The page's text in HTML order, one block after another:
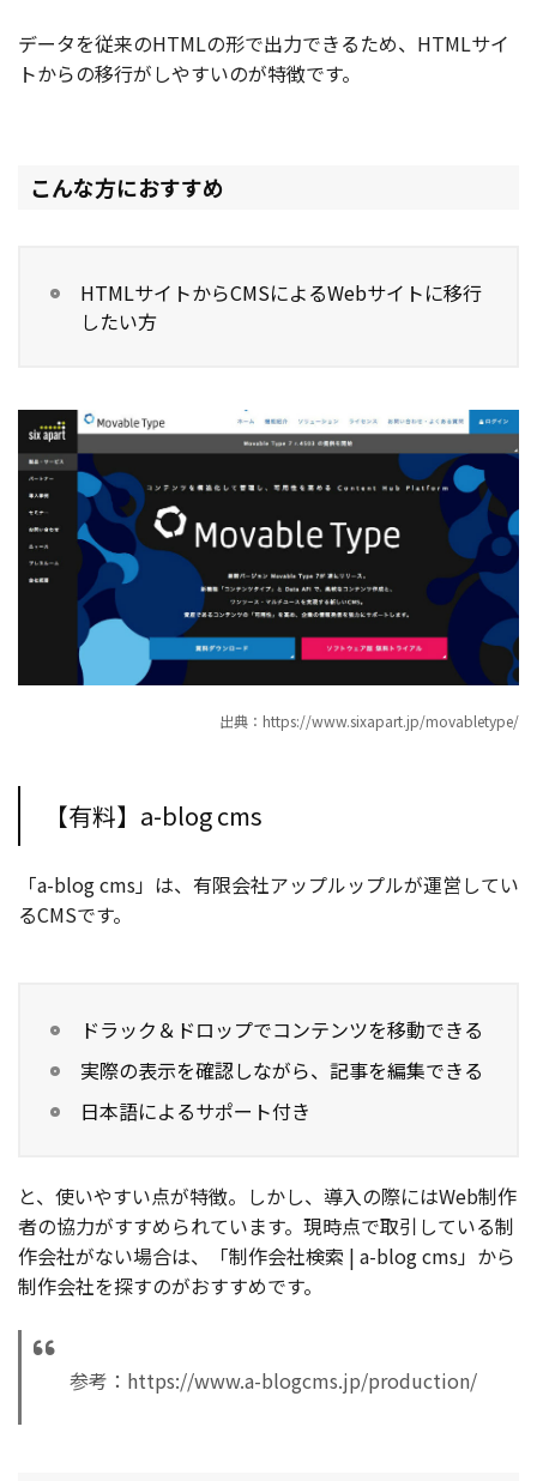
データを従来のHTMLの形で出力できるため、HTMLサイ
トからの移行がしやすいのが特徴です。
こんな方におすすめ
HTMLサイトからCMSによるWebサイトに移行
したい方
出典：https://www.sixapart.jp/movabletype/
【有料】a-blog cms
「a-blog cms」は、有限会社アップルップルが運営してい
るCMSです。
ドラック＆ドロップでコンテンツを移動できる
実際の表示を確認しながら、記事を編集できる
日本語によるサポート付き
と、使いやすい点が特徴。しかし、導入の際にはWeb制作
者の協力がすすめられています。現時点で取引している制
作会社がない場合は、「制作会社検索 | a-blog cms」から
制作会社を探すのがおすすめです。
参考：https://www.a-blogcms.jp/production/